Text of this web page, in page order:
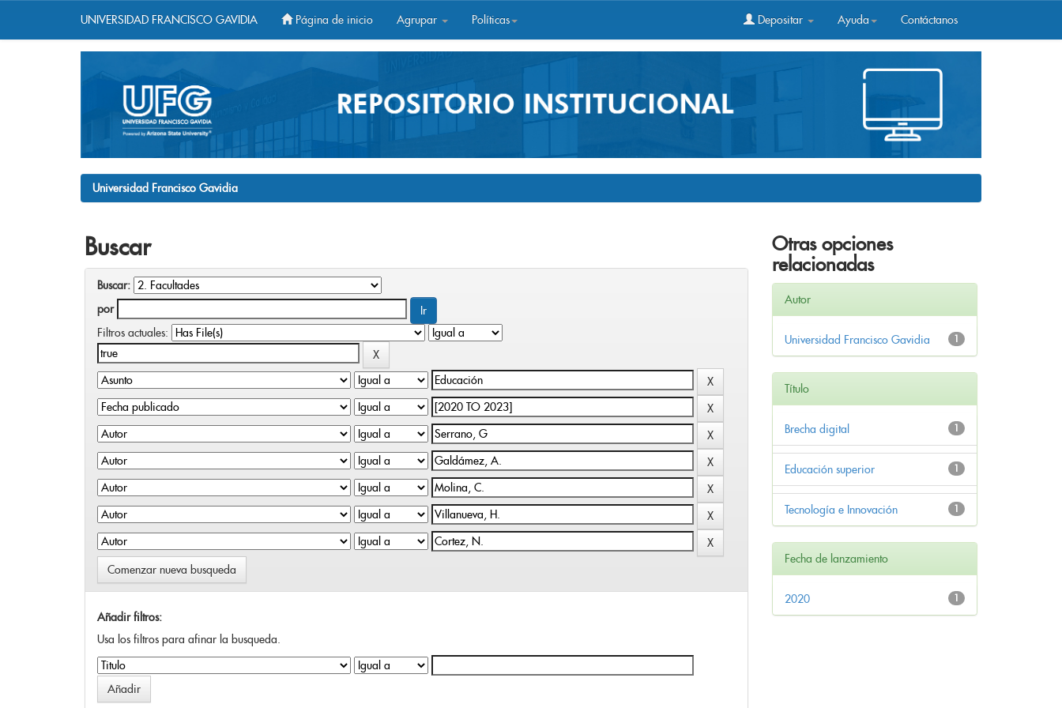
UNIVERSIDAD FRANCISCO GAVIDIA Página de inicio Agrupar Políticas Depositar Ayuda Contáctanos
Universidad Francisco Gavidia
Buscar
Buscar:
por
Filtros actuales:
Comenzar nueva busqueda
Añadir filtros:
Usa los filtros para afinar la busqueda.
Otras opciones
relacionadas
Autor
1
Universidad Francisco Gavidia
Título
1
Brecha digital
1
Educación superior
1
Tecnología e Innovación
Fecha de lanzamiento
1
2020